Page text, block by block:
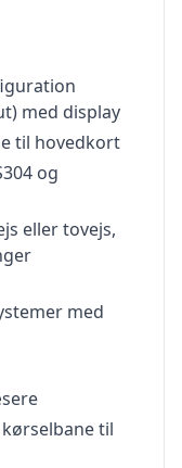
med display
til hovedkort
og
eller tovejs,
med
til